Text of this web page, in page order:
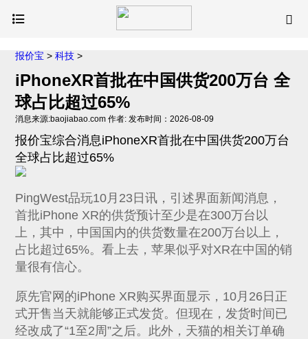
报价宝 >科技 >
iPhoneXR首批在中国供货200万台 全
球占比超过65%
消息来源:baojiabao.com 作者: 发布时间：2026-08-09
报价宝综合消息iPhoneXR首批在中国供货200万台
全球占比超过65%
PingWest品玩10月23日讯，引述界面新闻消息，
首批iPhone XR的供货预计至少是在300万台以
上，其中，中国国内的供货数量在200万台以上，
占比超过65%。看上去，苹果似乎对XR在中国的销
量很有信心。
原先官网的iPhone XR购买界面显示，10月26日正
式开售当天就能够正式发货。但现在，发货时间已
经改成了“1至2周”之后。此外，天猫的相关订单确